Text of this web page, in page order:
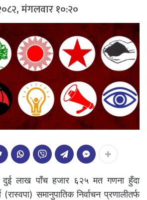
मंगलवार १०:२०
लाख पाँच हजार ६२५ मत गणना हुँदा
(रास्वपा) समानुपातिक निर्वाचन प्रणालीतर्फ